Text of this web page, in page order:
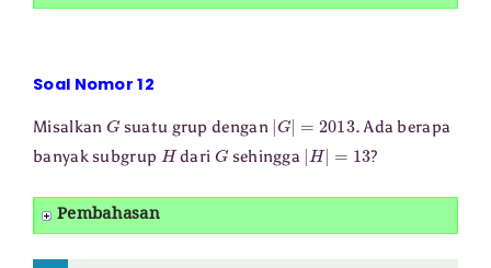
Soal Nomor 12
Misalkan Gsuatu grup dengan | G| 2013
. Ada berapa
banyak subgrup Hdari Gsehingga | H|= ?
Pembahasan